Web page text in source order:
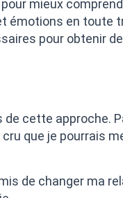
mieux
émotions en toute
pour obtenir
cette approche.
que je pourrais
de changer ma